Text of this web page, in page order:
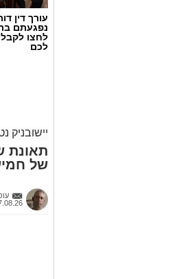
עורך דין
נפגעתם
לחצו
לכם
יישובניק
של
/ 11:09